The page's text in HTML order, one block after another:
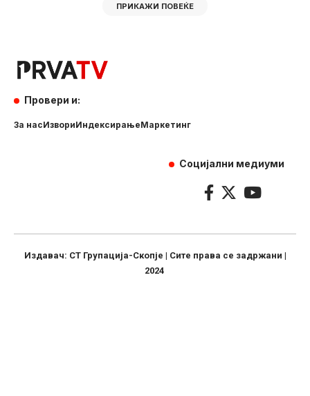
ПРИКАЖИ ПОВЕЌЕ
Провери и:
За насИзвориИндексирањеМаркетинг
Социјални медиуми
Издавач: СТ Групација-Скопје | Сите права се задржани |
2024